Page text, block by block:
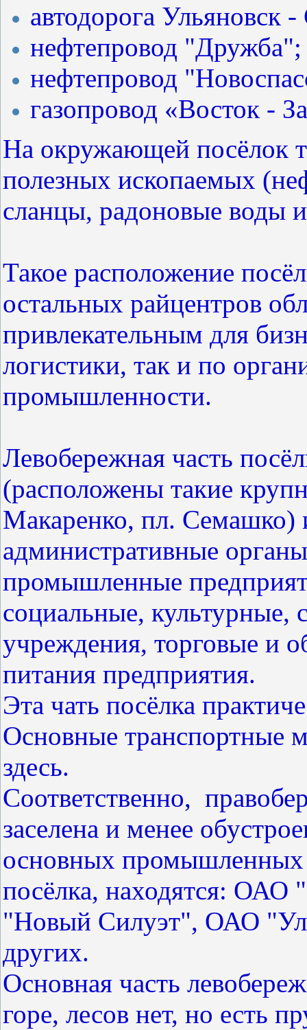
автодорога Ульяновск -
нефтепровод "Дружба";
нефтепровод
газопровод «Восток -
На окружающей посёлок
полезных ископаемых
сланцы, радоновые воды
Такое расположение
остальных райцентров
привлекательным для
логистики, так и по
промышленности.
Левобережная часть
(расположены такие
Макаренко, пл. Семашко)
административные
промышленные
социальные, культурные,
учреждения, торговые и
питания предприятия.
Эта чать посёлка
Основные транспортные
здесь.
Соответственно,
заселена и менее
основных промышленных
посёлка, находятся: ОАО
"Новый Силуэт", ОАО
других.
Основная часть
горе, лесов нет, но есть